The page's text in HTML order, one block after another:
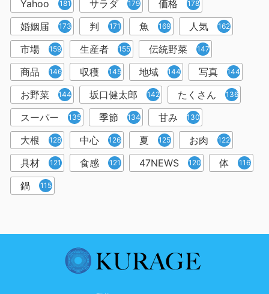
Yahoo 181 サラダ 179 価格 178
婚姻届 173 判 171 魚 169 人気 162
市場 159 生産者 155 伝統野菜 147
商品 146 収穫 145 地域 144 写真 144
お野菜 144 坂口健太郎 142 たくさん 136
スーパー 135 季節 134 甘み 130
大根 128 中心 126 夏 125 お肉 122
具材 121 食感 121 47NEWS 120 体 116
鍋 115